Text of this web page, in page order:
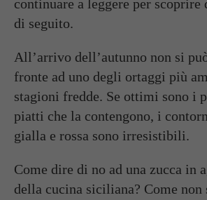
continuare a leggere per scoprire
di seguito.
All’arrivo dell’autunno non si
fronte ad uno degli ortaggi più
stagioni fredde. Se ottimi sono i
piatti che la contengono, i
gialla e rossa sono irresistibili.
Come dire di no ad una zucca in
della cucina siciliana? Come non